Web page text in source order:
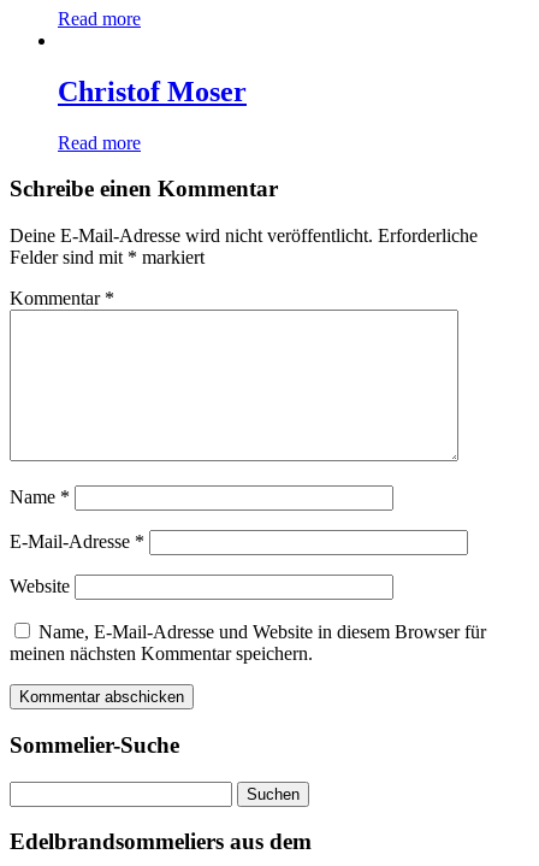
Read more
Christof Moser
Read more
Schreibe einen Kommentar
Deine E-Mail-Adresse wird nicht veröffentlicht. Erforderliche
Felder sind mit * markiert
Kommentar *
Name *
E-Mail-Adresse *
Website
Name, E-Mail-Adresse und Website in diesem Browser für
meinen nächsten Kommentar speichern.
Sommelier-Suche
nach:
Edelbrandsommeliers aus dem